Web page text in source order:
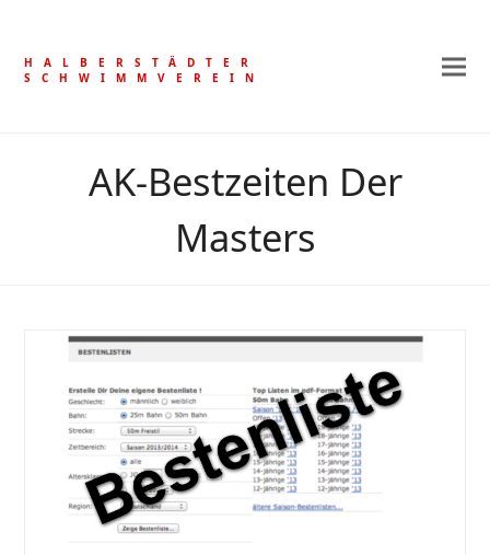
HALBERSTÄDTER
SCHWIMMVEREIN
AK-Bestzeiten Der
Masters